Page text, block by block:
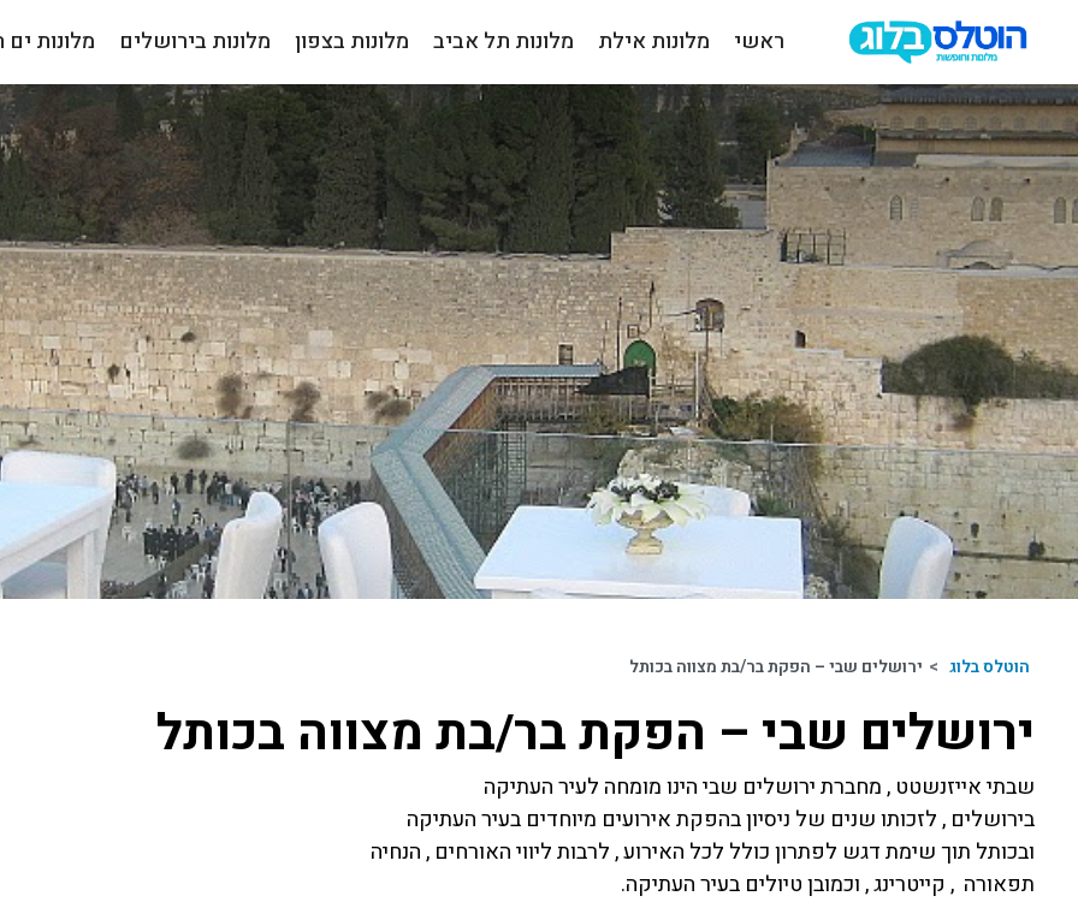
הוטלס
בלוג
ראשי מלונות אילת מלונות תל אביב מלונות בצפון מלונות בירושלים מלונות
הוטלס בלוג > ירושלים שבי – הפקת בר/בת מצווה בכותל
ירושלים שבי – הפקת בר/בת מצווה בכותל
שבתי אייזנשטט , מחברת ירושלים שבי הינו מומחה לעיר העתיקה
בירושלים , לזכותו שנים של ניסיון בהפקת אירועים מיוחדים בעיר העתיקה
ובכותל תוך שימת דגש לפתרון כולל לכל האירוע , לרבות ליווי האורחים , הנחיה
תפאורה , קייטרינג , וכמובן טיולים בעיר העתיקה.